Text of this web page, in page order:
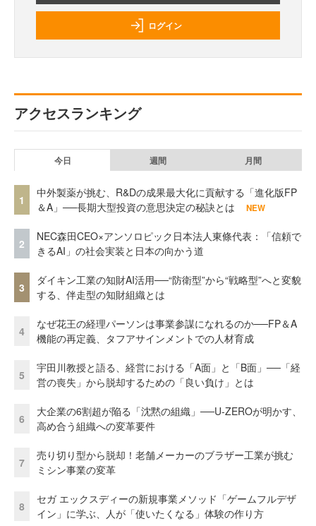
ログイン
アクセスランキング
今日 週間 月間
1
中外製薬が挑む、R&Dの成果最大化に貢献する「進化版FP
＆A」──長期大型投資の意思決定の秘訣とは
NEW
2
NEC森田CEO×アンソロピック日本法人東條代表：「信頼で
きるAI」の社会実装と日本の向かう道
3
ダイキン工業の知財AI活用──“防衛型”から“戦略型”へと変貌
する、伴走型の知財組織とは
4
なぜ花王の経理パーソンは事業参謀になれるのか──FP＆A
機能の再定義、タフアサインメントでの人材育成
5
宇田川教授と語る、経営における「A面」と「B面」──「経
営の喪失」から脱却するための「良い負け」とは
6
大企業の6割超が陥る「沈黙の組織」──U-ZEROが明かす、
高め合う組織への変革要件
7
売り切り型から脱却！老舗メーカーのブラザー工業が挑む
ミシン事業の変革
8
セガ エックスディーの新規事業メソッド「ゲームフルデザ
イン」に学ぶ、人が「使いたくなる」体験の作り方